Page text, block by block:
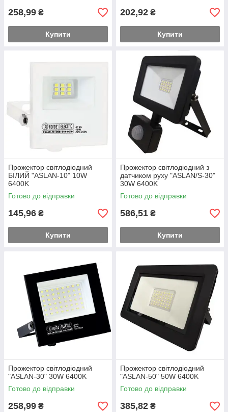
258,99 ₴
Купити
202,92 ₴
Купити
Прожектор світлодіодний
БІЛИЙ "ASLAN-10" 10W
6400K
Готово до відправки
145,96 ₴
Купити
Прожектор світлодіодний з
датчиком руху "ASLAN/S-30"
30W 6400K
Готово до відправки
586,51 ₴
Купити
Прожектор світлодіодний
"ASLAN-30" 30W 6400K
Готово до відправки
258,99 ₴
Прожектор світлодіодний
"ASLAN-50" 50W 6400K
Готово до відправки
385,82 ₴